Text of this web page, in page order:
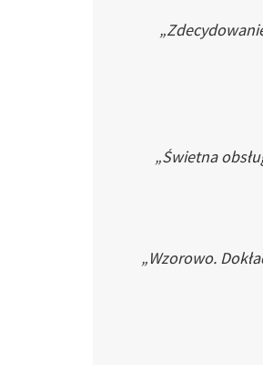
„Świetna
„Wzorowo.